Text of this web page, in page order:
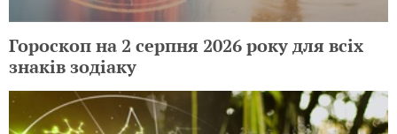
Гороскоп на 2 серпня 2026 року для всіх
знаків зодіаку